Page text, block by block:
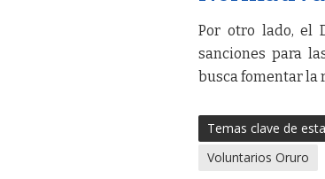
Por otro lado, el
sanciones para
busca fomentar la
Temas clave de
Voluntarios Oruro